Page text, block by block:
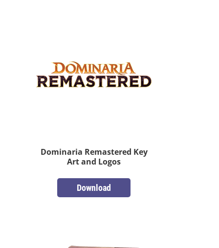
Dominaria Remastered Key
Art and Logos
Download